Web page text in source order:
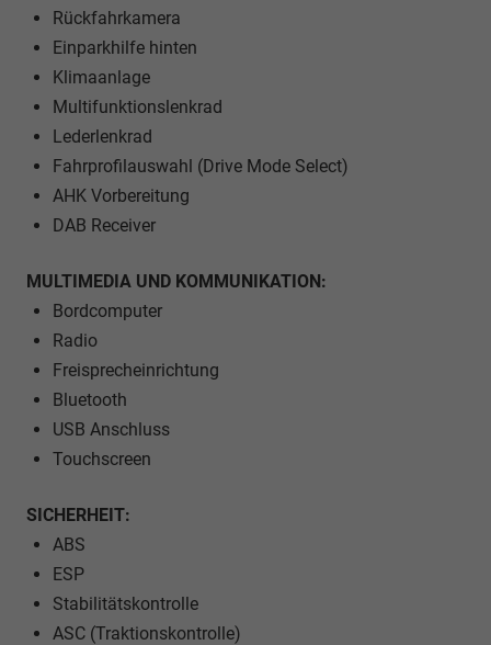
Rückfahrkamera
Einparkhilfe hinten
Klimaanlage
Multifunktionslenkrad
Lederlenkrad
Fahrprofilauswahl (Drive Mode Select)
AHK Vorbereitung
DAB Receiver
MULTIMEDIA UND KOMMUNIKATION:
Bordcomputer
Radio
Freisprecheinrichtung
Bluetooth
USB Anschluss
Touchscreen
SICHERHEIT:
ABS
ESP
Stabilitätskontrolle
ASC (Traktionskontrolle)